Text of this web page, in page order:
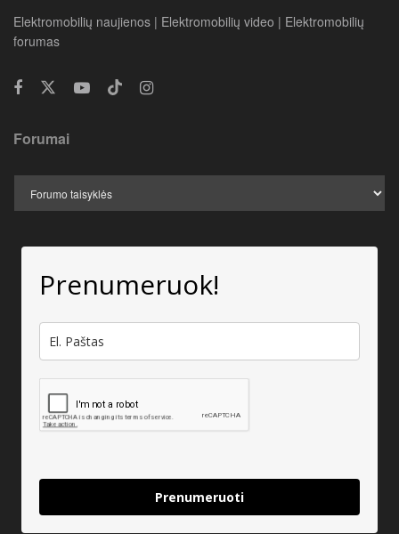
Elektromobilių naujienos | Elektromobilių video | Elektromobilių
forumas
Forumai
Prenumeruok!
Prenumeruoti